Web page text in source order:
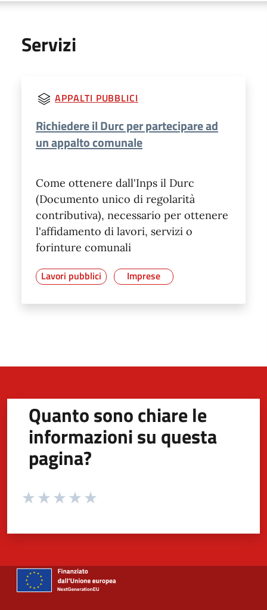
Servizi
APPALTI PUBBLICI
Richiedere il Durc per partecipare ad
un appalto comunale
Come ottenere dall'Inps il Durc
(Documento unico di regolarità
contributiva), necessario per ottenere
l'affidamento di lavori, servizi o
forinture comunali
Lavori pubblici Imprese
Quanto sono chiare le
informazioni su questa
pagina?
Valuta da 1 a 5 stelle la pagina